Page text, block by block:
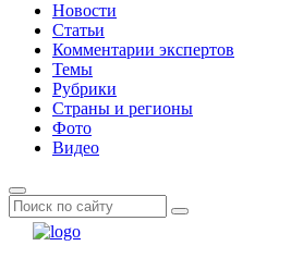
Новости
Статьи
Комментарии экспертов
Темы
Рубрики
Страны и регионы
Фото
Видео